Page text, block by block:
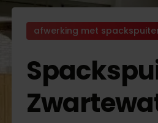
afwerking met